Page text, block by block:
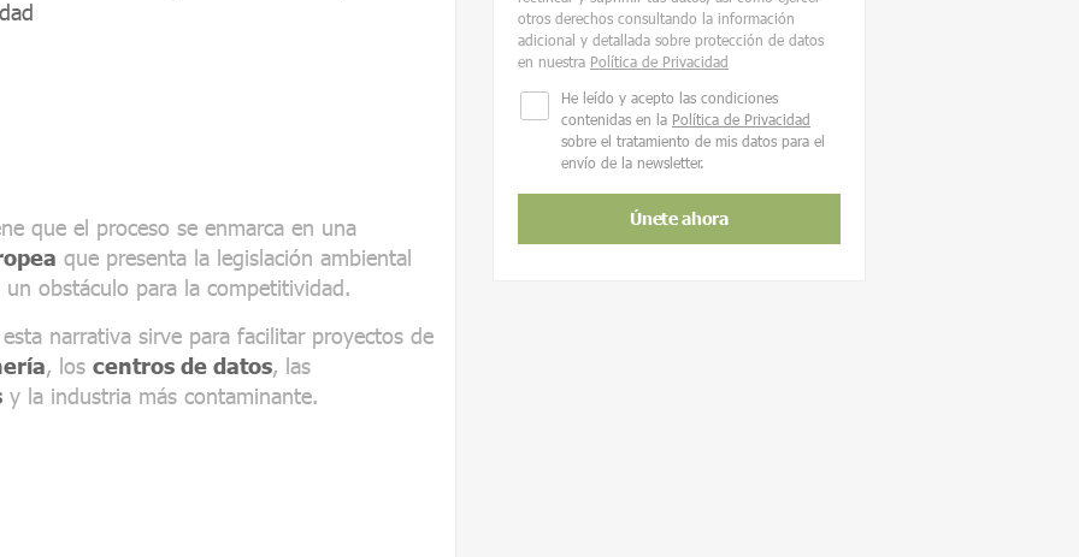
que el proceso se enmarca en una
que presenta la legislación ambiental
obstáculo para la competitividad.
esta narrativa sirve para facilitar proyectos de
, los centros de datos, las
y la industria más contaminante.
otros derechos consultando la información
adicional y detallada sobre protección de datos
en nuestra Política de Privacidad
He leído y acepto las condiciones
contenidas en la Política de Privacidad
sobre el tratamiento de mis datos para el
envío de la newsletter.